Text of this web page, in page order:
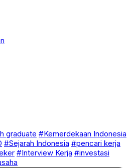
graduate #Kemerdekaan Indonesia
#Sejarah Indonesia #pencari kerja
#Interview Kerja #investasi